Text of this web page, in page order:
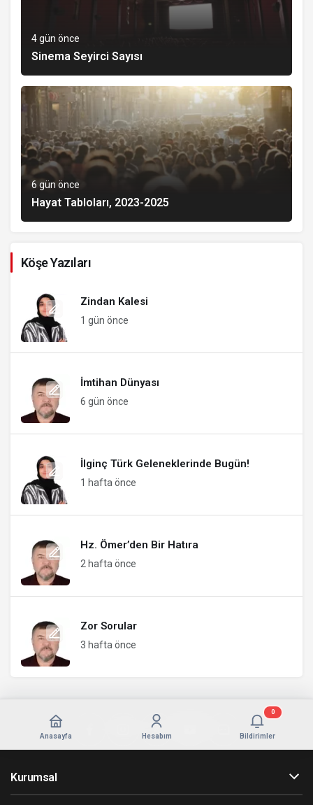
4 gün önce
Sinema Seyirci Sayısı
6 gün önce
Hayat Tabloları, 2023-2025
Köşe Yazıları
Zindan Kalesi
1 gün önce
İmtihan Dünyası
6 gün önce
İlginç Türk Geleneklerinde Bugün!
1 hafta önce
Hz. Ömer’den Bir Hatıra
2 hafta önce
Zor Sorular
3 hafta önce
Anasayfa Hesabım Bildirimler
0
Kurumsal